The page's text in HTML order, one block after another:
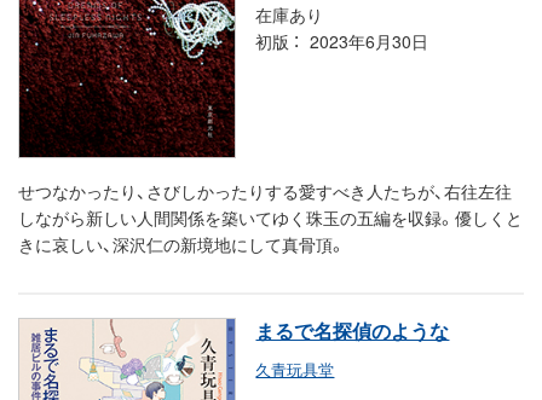
在庫あり
初版
2023年6月30日
せつなかったり、さびしかったりする愛すべき人たちが、右往左往
しながら新しい人間関係を築いてゆく珠玉の五編を収録。優しくと
きに哀しい、深沢仁の新境地にして真骨頂。
まるで名探偵のような
久青玩具堂